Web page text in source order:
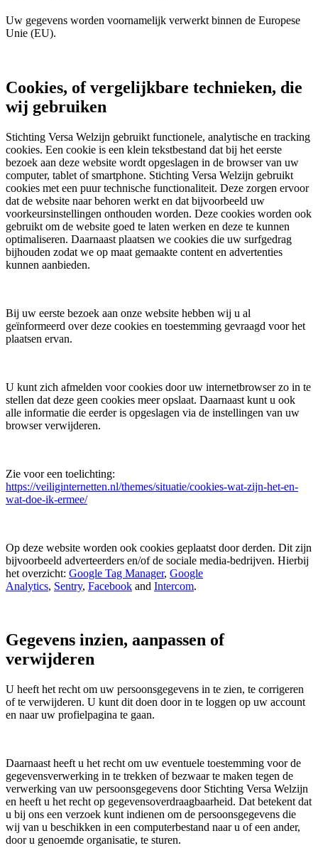
Uw gegevens worden voornamelijk verwerkt binnen de Europese
Unie (EU).
Cookies, of vergelijkbare technieken, die
wij gebruiken
Stichting Versa Welzijn gebruikt functionele, analytische en tracking
cookies. Een cookie is een klein tekstbestand dat bij het eerste
bezoek aan deze website wordt opgeslagen in de browser van uw
computer, tablet of smartphone. Stichting Versa Welzijn gebruikt
cookies met een puur technische functionaliteit. Deze zorgen ervoor
dat de website naar behoren werkt en dat bijvoorbeeld uw
voorkeursinstellingen onthouden worden. Deze cookies worden ook
gebruikt om de website goed te laten werken en deze te kunnen
optimaliseren. Daarnaast plaatsen we cookies die uw surfgedrag
bijhouden zodat we op maat gemaakte content en advertenties
kunnen aanbieden.
Bij uw eerste bezoek aan onze website hebben wij u al
geïnformeerd over deze cookies en toestemming gevraagd voor het
plaatsen ervan.
U kunt zich afmelden voor cookies door uw internetbrowser zo in te
stellen dat deze geen cookies meer opslaat. Daarnaast kunt u ook
alle informatie die eerder is opgeslagen via de instellingen van uw
browser verwijderen.
Zie voor een toelichting:
https://veiliginternetten.nl/themes/situatie/cookies-wat-zijn-het-en-
wat-doe-ik-ermee/
Op deze website worden ook cookies geplaatst door derden. Dit zijn
bijvoorbeeld adverteerders en/of de sociale media-bedrijven. Hierbij
het overzicht: Google Tag Manager, Google
Analytics, Sentry, Facebook and Intercom.
Gegevens inzien, aanpassen of
verwijderen
U heeft het recht om uw persoonsgegevens in te zien, te corrigeren
of te verwijderen. U kunt dit doen door in te loggen op uw account
en naar uw profielpagina te gaan.
Daarnaast heeft u het recht om uw eventuele toestemming voor de
gegevensverwerking in te trekken of bezwaar te maken tegen de
verwerking van uw persoonsgegevens door Stichting Versa Welzijn
en heeft u het recht op gegevensoverdraagbaarheid. Dat betekent dat
u bij ons een verzoek kunt indienen om de persoonsgegevens die
wij van u beschikken in een computerbestand naar u of een ander,
door u genoemde organisatie, te sturen.